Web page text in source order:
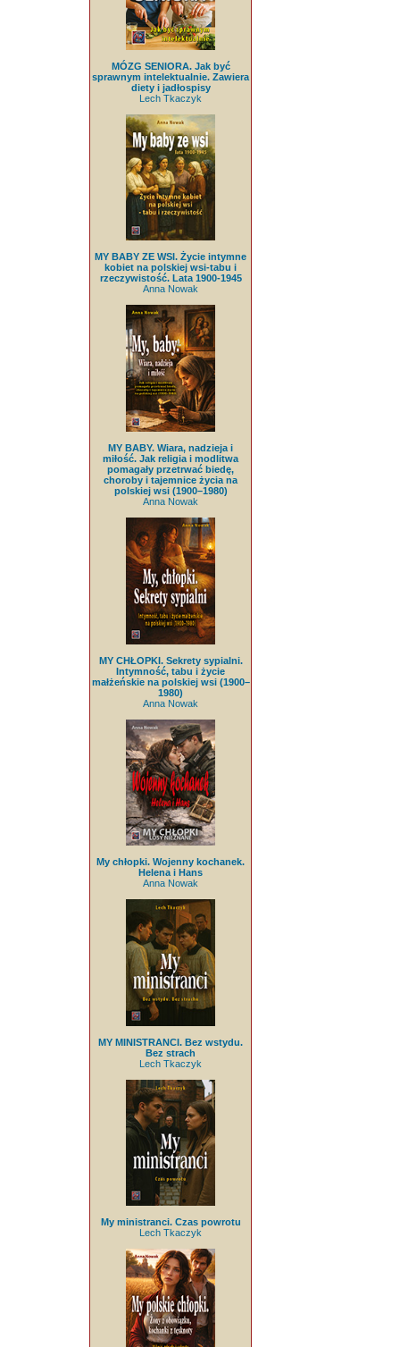
MÓZG SENIORA. Jak być
sprawnym intelektualnie. Zawiera
diety i jadłospisy
Lech Tkaczyk
MY BABY ZE WSI. Życie intymne
kobiet na polskiej wsi-tabu i
rzeczywistość. Lata 1900-1945
Anna Nowak
MY BABY. Wiara, nadzieja i
miłość. Jak religia i modlitwa
pomagały przetrwać biedę,
choroby i tajemnice życia na
polskiej wsi (1900–1980)
Anna Nowak
MY CHŁOPKI. Sekrety sypialni.
Intymność, tabu i życie
małżeńskie na polskiej wsi (1900–
1980)
Anna Nowak
My chłopki. Wojenny kochanek.
Helena i Hans
Anna Nowak
MY MINISTRANCI. Bez wstydu.
Bez strach
Lech Tkaczyk
My ministranci. Czas powrotu
Lech Tkaczyk